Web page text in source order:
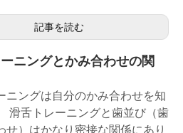
記事を読む
ニングとかみ合わせの関
ニングは自分のかみ合わせを知
滑舌トレーニングと歯並び（歯
せ）はかなり密接な関係にあり